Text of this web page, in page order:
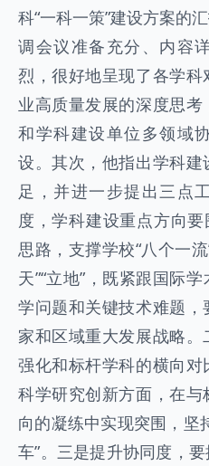
科“一科一策”建设方案的
调会议准备充分、内容
烈，很好地呈现了各学
业高质量发展的深度思
和学科建设单位多领域
设。其次，他指出学科
足，并进一步提出三点
度，学科建设重点方向要
思路，支撑学校“八个一
天”“立地”，既紧跟国际
学问题和关键技术难题
家和区域重大发展战略
强化和标杆学科的横向
科学研究创新方面，在
向的凝练中实现突围，坚
车”。三是提升协同度，